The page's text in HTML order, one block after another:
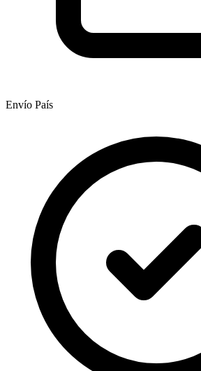
Envío País